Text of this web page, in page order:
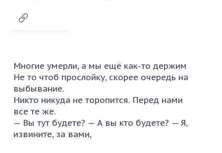
Многие умерли, а мы ещё как-то держим
Не то чтоб прослойку, скорее очередь на
выбывание.
Никто никуда не торопится. Перед нами
все те же.
— Вы тут будете? — А вы кто будете? — Я,
извините, за вами,